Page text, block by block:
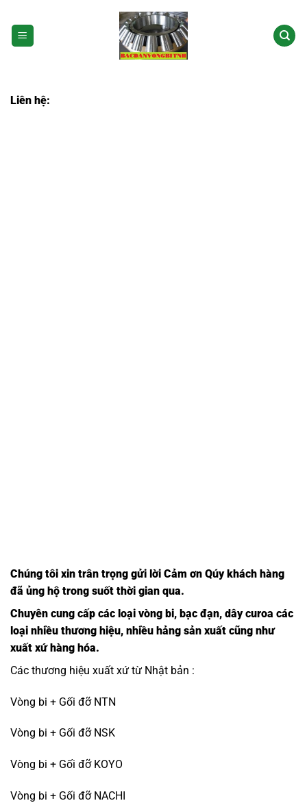
qua
nội
Liên hệ:
Chúng tôi xin trân trọng gửi lời Cảm ơn Qúy khách hàng
đã ủng hộ trong suốt thời gian qua.
Chuyên cung cấp các loại vòng bi, bạc đạn, dây curoa các
loại nhiều thương hiệu, nhiều hảng sản xuất cũng như
xuất xứ hàng hóa.
Các thương hiệu xuất xứ từ Nhật bản :
Vòng bi + Gối đỡ NTN
Vòng bi + Gối đỡ NSK
Vòng bi + Gối đỡ KOYO
Vòng bi + Gối đỡ NACHI